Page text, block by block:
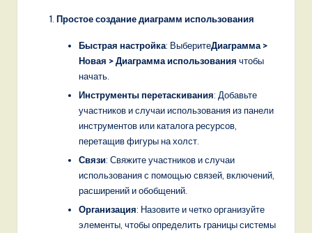
Простое создание диаграмм использования
Быстрая настройка: ВыберитеДиаграмма >
Новая > Диаграмма использования чтобы
начать.
Инструменты перетаскивания: Добавьте
участников и случаи использования из панели
инструментов или каталога ресурсов,
перетащив фигуры на холст.
Связи: Свяжите участников и случаи
использования с помощью связей, включений,
расширений и обобщений.
Организация: Назовите и четко организуйте
элементы, чтобы определить границы системы